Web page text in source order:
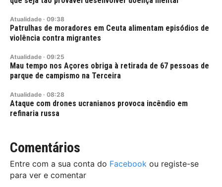
Atualidade · 09:38
Patrulhas de moradores em Ceuta alimentam episódios de
violência contra migrantes
Atualidade · 09:25
Mau tempo nos Açores obriga à retirada de 67 pessoas de
parque de campismo na Terceira
Atualidade · 08:28
Ataque com drones ucranianos provoca incêndio em
refinaria russa
Comentários
Entre com a sua conta do Facebook ou registe-se
para ver e comentar